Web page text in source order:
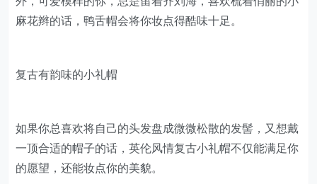
麻花辫的话，鸭舌帽会将你妆点得酷味十足。
复古有韵味的小礼帽
如果你总喜欢将自己的头发盘成微微松散的发髻，又想戴
一顶合适的帽子的话，英伦风情复古小礼帽不仅能满足你
的愿望，还能妆点你的美貌。